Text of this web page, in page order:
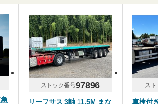
ストック番号97896
リーフサス 3軸 11.5M まな
スト
車検付